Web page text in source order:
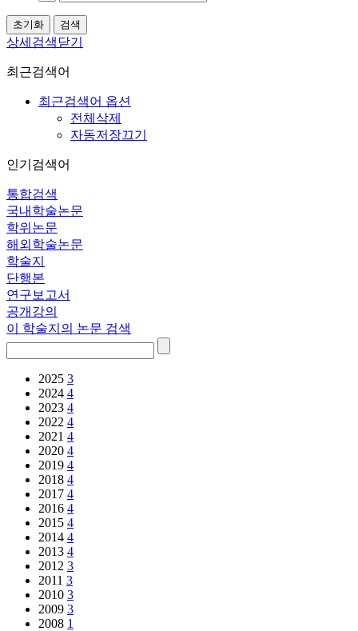
상세검색닫기
최근검색어
최근검색어 옵션
전체삭제
자동저장끄기
인기검색어
통합검색
국내학술논문
학위논문
해외학술논문
학술지
단행본
연구보고서
공개강의
이 학술지의 논문 검색
2025 3
2024 4
2023 4
2022 4
2021 4
2020 4
2019 4
2018 4
2017 4
2016 4
2015 4
2014 4
2013 4
2012 3
2011 3
2010 3
2009 3
2008 1